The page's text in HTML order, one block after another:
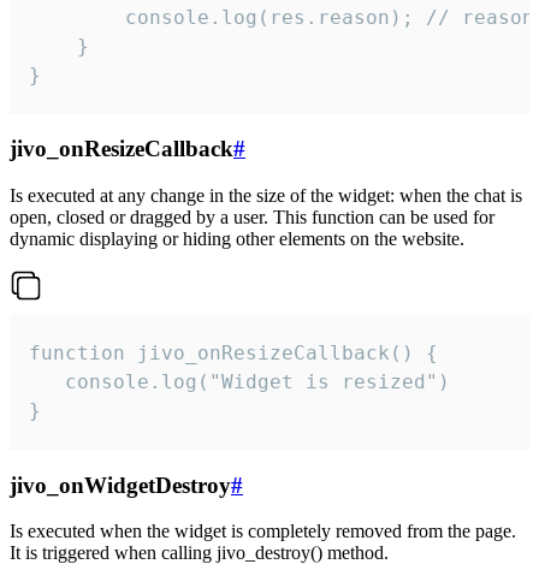
console.log(res.reason); //
    }
}
jivo_onResizeCallback#
Is executed at any change in the size of the widget: when the chat is
open, closed or dragged by a user. This function can be used for
dynamic displaying or hiding other elements on the website.
function jivo_onResizeCallback() {
   console.log("Widget is resized")
}
jivo_onWidgetDestroy#
Is executed when the widget is completely removed from the page.
It is triggered when calling jivo_destroy() method.